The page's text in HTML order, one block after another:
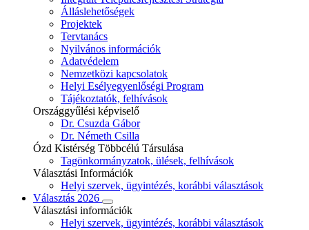
Álláslehetőségek
Projektek
Tervtanács
Nyilvános információk
Adatvédelem
Nemzetközi kapcsolatok
Helyi Esélyegyenlőségi Program
Tájékoztatók, felhívások
Országgyűlési képviselő
Dr. Csuzda Gábor
Dr. Németh Csilla
Ózd Kistérség Többcélú Társulása
Tagönkormányzatok, ülések, felhívások
Választási Információk
Helyi szervek, ügyintézés, korábbi választások
Választás 2026
Választási információk
Helyi szervek, ügyintézés, korábbi választások